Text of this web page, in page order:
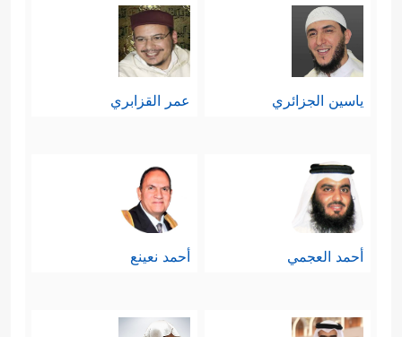
ياسين الجزائري عمر القزابري
أحمد العجمي أحمد نعينع